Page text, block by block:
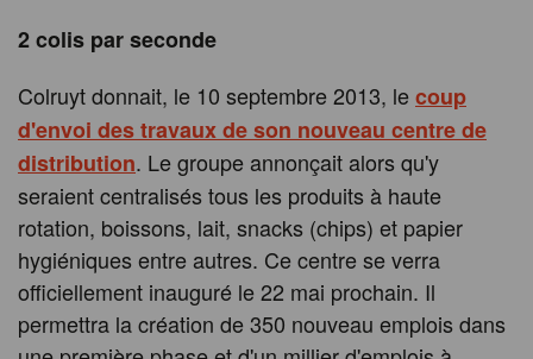
2 colis par seconde
Colruyt donnait, le 10 septembre 2013, lecoup
d'envoi des travaux de son nouveau centre de
distribution. Le groupe annonçait alors qu'y
seraient centralisés tous les produits à haute
rotation, boissons, lait, snacks (chips) et papier
hygiéniques entre autres. Ce centre se verra
officiellement inauguré le 22 mai prochain. Il
permettra la création de 350 nouveau emplois dans